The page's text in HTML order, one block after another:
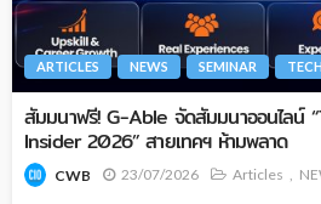
ARTICLES NEWS SEMINAR
สัมมนาฟรี! G-Able จัดสัมมนาออนไลน์
Insider 2026” สายเทคฯ ห้ามพลาด
CWB 23/07/2026 Articles